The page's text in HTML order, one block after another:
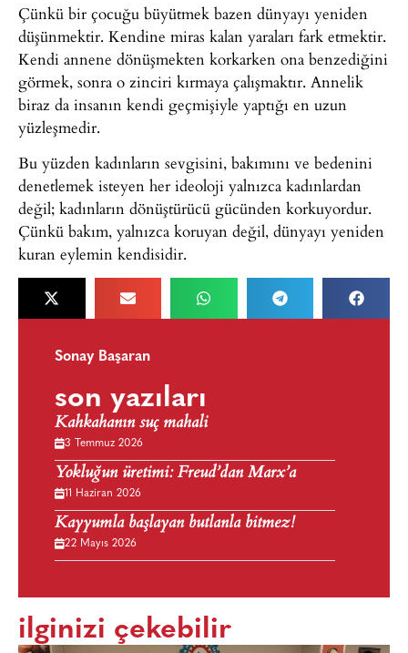
Çünkü bir çocuğu büyütmek bazen dünyayı yeniden
düşünmektir. Kendine miras kalan yaraları fark etmektir.
Kendi annene dönüşmekten korkarken ona benzediğini
görmek, sonra o zinciri kırmaya çalışmaktır. Annelik
biraz da insanın kendi geçmişiyle yaptığı en uzun
yüzleşmedir.
Bu yüzden kadınların sevgisini, bakımını ve bedenini
denetlemek isteyen her ideoloji yalnızca kadınlardan
değil; kadınların dönüştürücü gücünden korkuyordur.
Çünkü bakım, yalnızca koruyan değil, dünyayı yeniden
kuran eylemin kendisidir.
Sonay Başaran
son yazıları
Kahkahanın suç mahali
3 Temmuz 2026
Yokluğun üretimi: Freud’dan Marx’a
11 Haziran 2026
Kayyumla başlayan butlanla bitmez!
22 Mayıs 2026
ilginizi çekebilir